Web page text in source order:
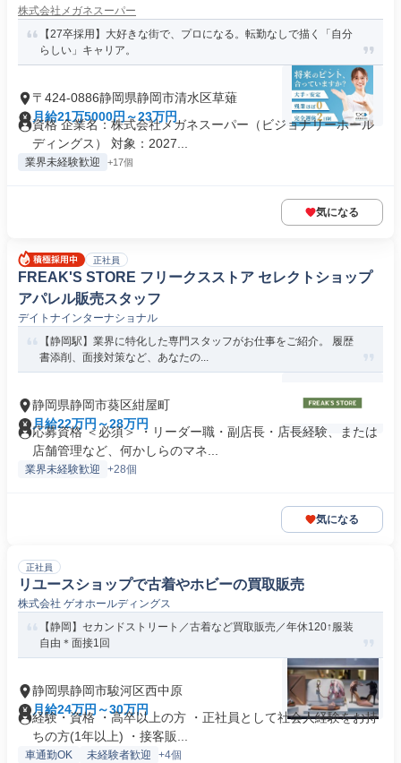
株式会社メガネスーパー
【27卒採用】大好きな街で、プロになる。転勤なしで描く「自分
らしい」キャリア。
〒424-0886静岡県静岡市清水区草薙
月給21万5000円～23万円
資格 企業名：株式会社メガネスーパー（ビジョナリーホール
ディングス） 対象：2027...
業界未経験歓迎 +17個
気になる
正社員
FREAK'S STORE フリークスストア セレクトショップ
アパレル販売スタッフ
デイトナインターナショナル
【静岡駅】業界に特化した専門スタッフがお仕事をご紹介。 履歴
書添削、面接対策など、あなたの...
静岡県静岡市葵区紺屋町
月給22万円～28万円
応募資格 ＜必須＞ ・リーダー職・副店長・店長経験、または
店舗管理など、何かしらのマネ...
業界未経験歓迎 +28個
気になる
正社員
リユースショップで古着やホビーの買取販売
株式会社 ゲオホールディングス
【静岡】セカンドストリート／古着など買取販売／年休120↑服装
自由＊面接1回
静岡県静岡市駿河区西中原
月給24万円～30万円
経験・資格 ・高卒以上の方 ・正社員として社会人経験をお持
ちの方(1年以上) ・接客販...
車通勤OK 未経験者歓迎 +4個